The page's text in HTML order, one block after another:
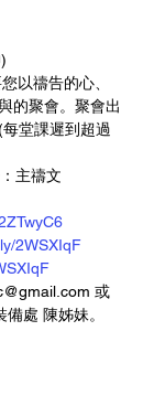
)
以禱告的心、
的聚會。聚會出
堂課遲到超過
主禱文
2WSXIqF
或
處 陳姊妹。